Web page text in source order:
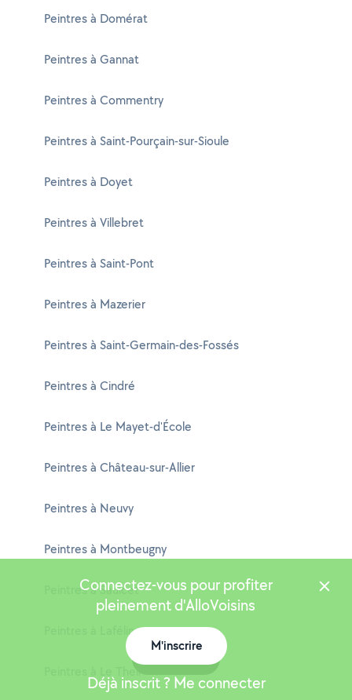
Peintres à Domérat
Peintres à Gannat
Peintres à Commentry
Peintres à Saint-Pourçain-sur-Sioule
Peintres à Doyet
Peintres à Villebret
Peintres à Saint-Pont
Peintres à Mazerier
Peintres à Saint-Germain-des-Fossés
Peintres à Cindré
Peintres à Le Mayet-d'École
Peintres à Château-sur-Allier
Peintres à Neuvy
Peintres à Montbeugny
Peintres à Saulcet
Peintres à Laféline
Connectez-vous pour profiter
pleinement d'AlloVoisins
M'inscrire
Déjà inscrit ? Me connecter